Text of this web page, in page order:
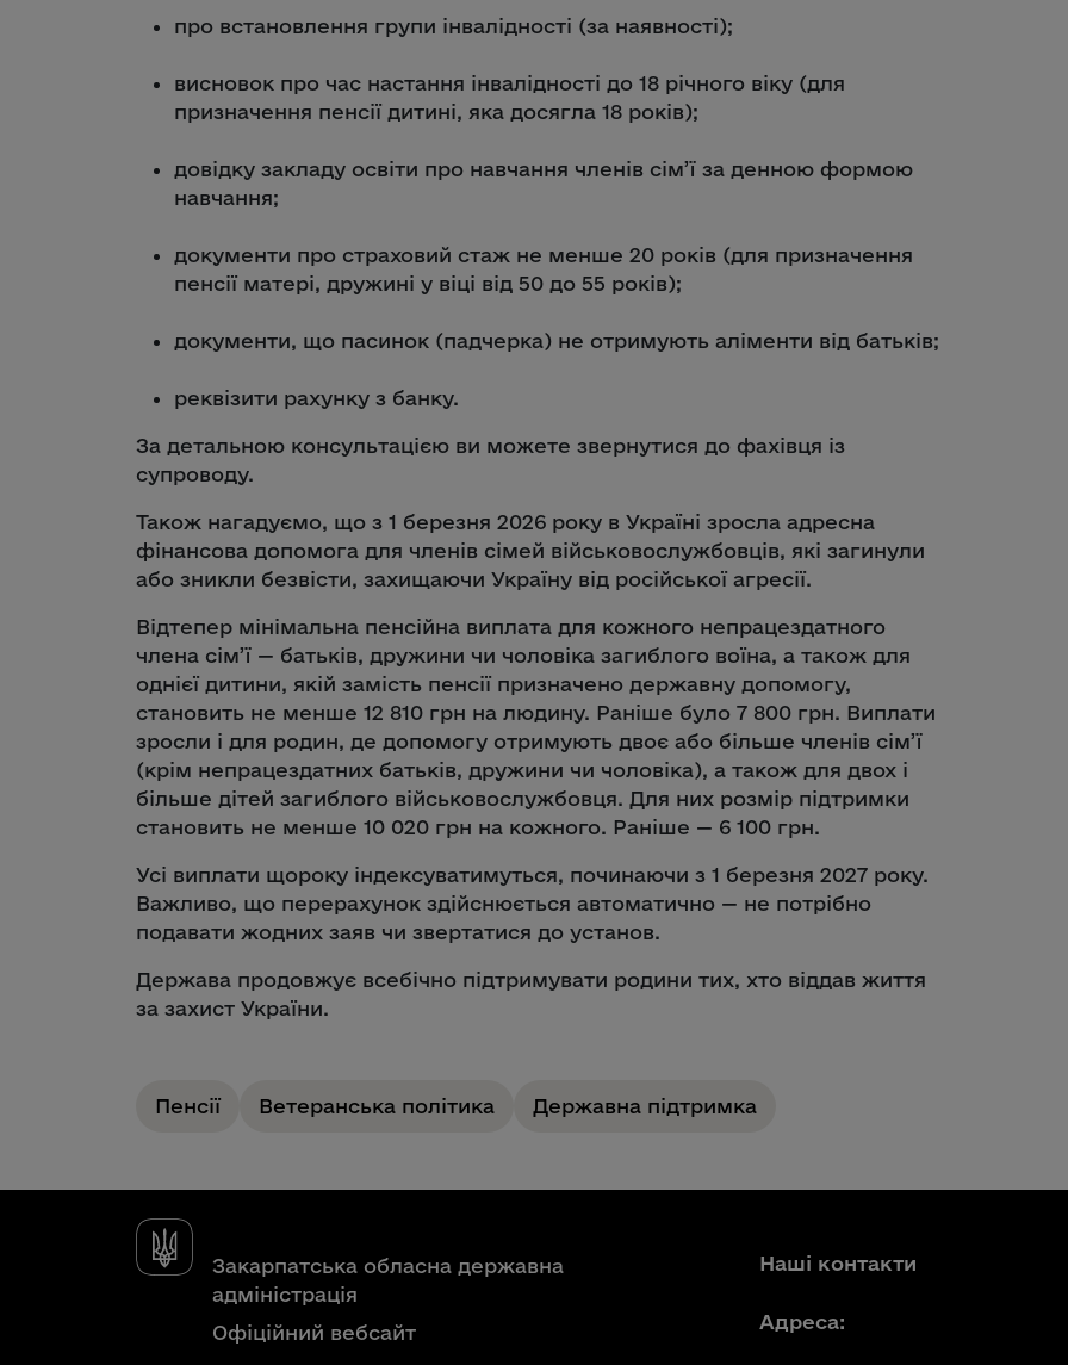
про встановлення групи інвалідності (за наявності);
висновок про час настання інвалідності до 18 річного віку (для
призначення пенсії дитині, яка досягла 18 років);
довідку закладу освіти про навчання членів сім’ї за денною формою
навчання;
документи про страховий стаж не менше 20 років (для призначення
пенсії матері, дружині у віці від 50 до 55 років);
документи, що пасинок (падчерка) не отримують аліменти від батьків;
реквізити рахунку з банку.
За детальною консультацією ви можете звернутися до фахівця із
супроводу.
Також нагадуємо, що з 1 березня 2026 року в Україні зросла адресна
фінансова допомога для членів сімей військовослужбовців, які загинули
або зникли безвісти, захищаючи Україну від російської агресії.
Відтепер мінімальна пенсійна виплата для кожного непрацездатного
члена сім’ї — батьків, дружини чи чоловіка загиблого воїна, а також для
однієї дитини, якій замість пенсії призначено державну допомогу,
становить не менше 12 810 грн на людину. Раніше було 7 800 грн. Виплати
зросли і для родин, де допомогу отримують двоє або більше членів сім’ї
(крім непрацездатних батьків, дружини чи чоловіка), а також для двох і
більше дітей загиблого військовослужбовця. Для них розмір підтримки
становить не менше 10 020 грн на кожного. Раніше — 6 100 грн.
Усі виплати щороку індексуватимуться, починаючи з 1 березня 2027 року.
Важливо, що перерахунок здійснюється автоматично — не потрібно
подавати жодних заяв чи звертатися до установ.
Держава продовжує всебічно підтримувати родини тих, хто віддав життя
за захист України.
Пенсії Ветеранська політика Державна підтримка
Закарпатська обласна державна
адміністрація
Офіційний вебсайт
Наші контакти
Адреса: